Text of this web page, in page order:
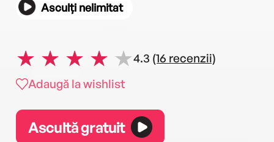
Asculți nelimitat
4.3 (16 recenzii)
Adaugă la wishlist
Ascultă gratuit